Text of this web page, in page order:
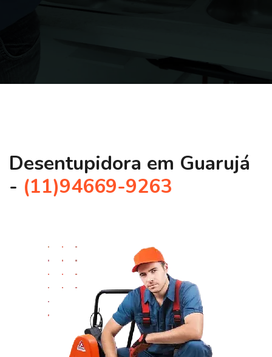
Desentupidora em Guarujá
- (11)94669-9263